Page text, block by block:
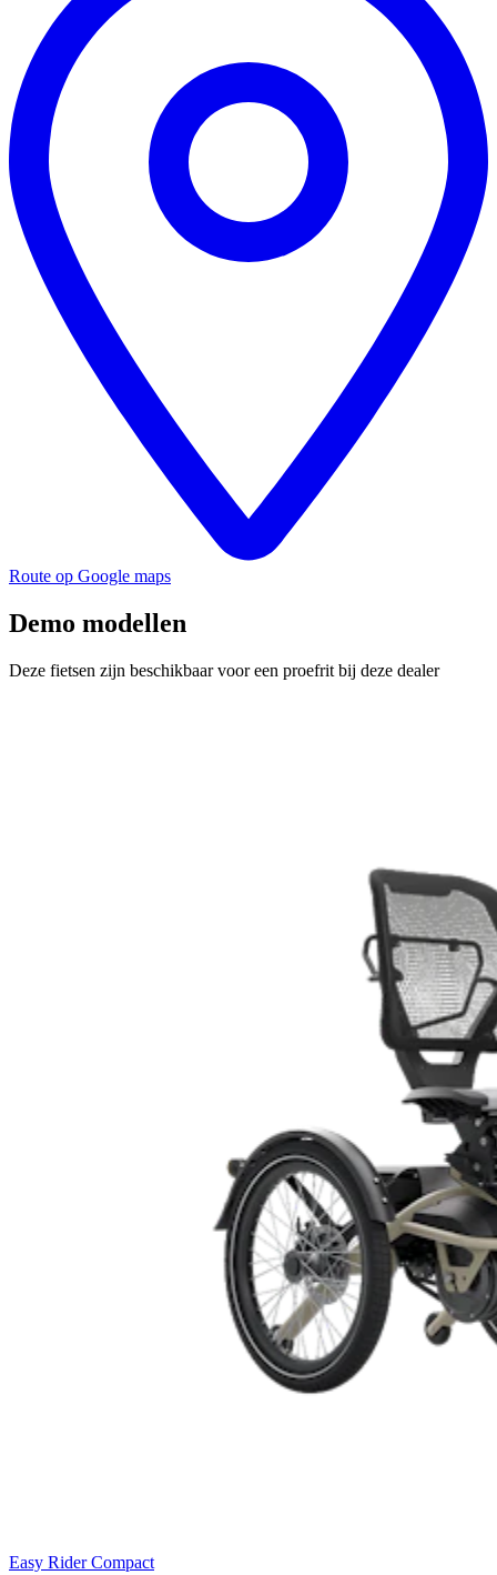
Route op Google maps
Demo modellen
Deze fietsen zijn beschikbaar voor een proefrit bij deze dealer
Easy Rider Compact